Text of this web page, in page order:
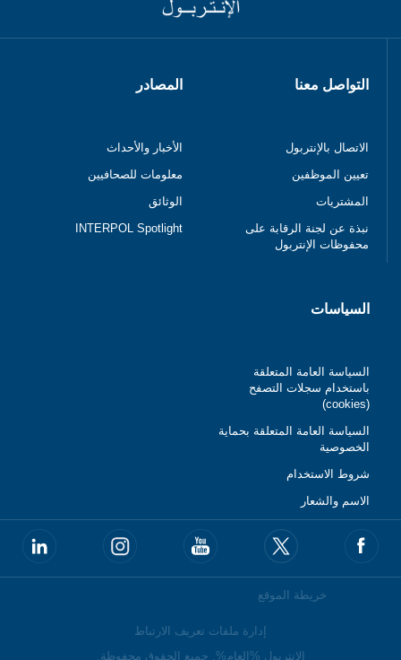
التواصل معنا
الاتصال بالإنتربول
تعيين الموظفين
المشتريات
نبذة عن لجنة الرقابة على
محفوظات الإنتربول
المصادر
الأخبار والأحداث
معلومات للصحافيين
الوثائق
INTERPOL Spotlight
السياسات
السياسة العامة المتعلقة
باستخدام سجلات التصفح
(cookies)
السياسة العامة المتعلقة بحماية
الخصوصية
شروط الاستخدام
الاسم والشعار
خريطة الموقع
إدارة ملفات تعريف الارتباط
الانتربول %العام%. جميع الحقوق محفوظة.